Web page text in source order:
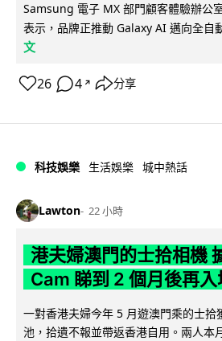
Samsung 電子 MX 部門顧客體驗辦公
表示，品牌正推動 Galaxy AI 邁向全自
文
26 4 ↗ 分享
科技娛樂 生活娛樂 城中熱話
Lawton 22 小時
港夫婦澳門的士拾相機
Cam 睇到 2 個月後再入
一對香港夫婦今年 5 月遊澳門乘的士拾
池，拾遺不報並帶返香港自用。兩人本